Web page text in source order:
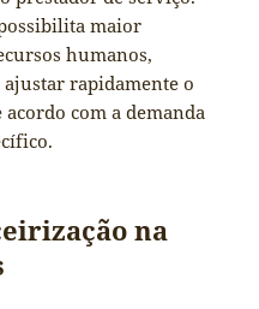
maior
humanos,
rapidamente o
com a demanda
na